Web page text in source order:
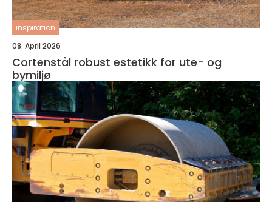
inspiration
08. April 2026
Cortenstål robust estetikk for ute- og
bymiljø